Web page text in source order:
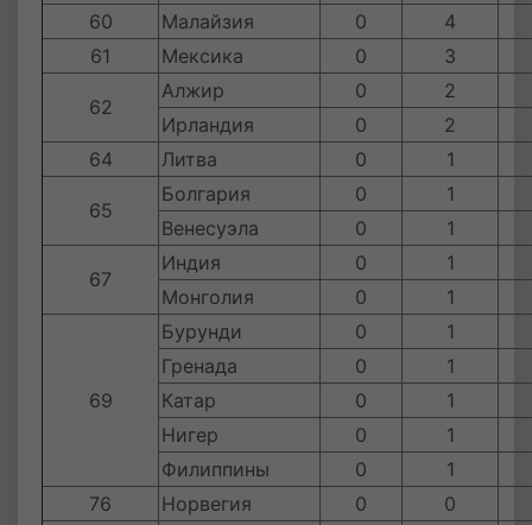
60
Малайзия 0
4
61
Мексика 0 3
62
Алжир 0 2
Ирландия
0 2
64
Литва 0 1
65
Болгария 0 1
Венесуэла
0 1
67
Индия 0
1
Монголия
0 1
69
Бурунди 0 1
Гренада
0 1
Катар
0 1
Нигер
0 1
Филиппины
0 1
76
Норвегия 0 0